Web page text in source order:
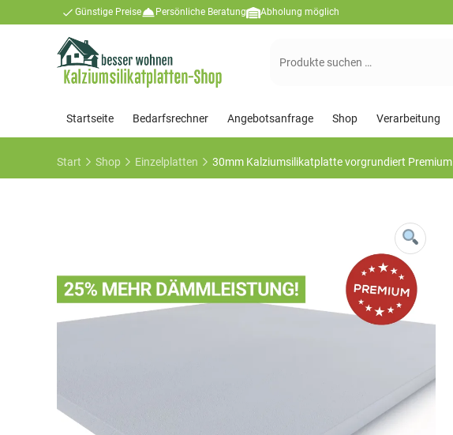
Günstige Preise Persönliche Beratung Abholung möglich
Suchen
Startseite Bedarfsrechner Angebotsanfrage Shop Verarbeitung
Start Shop Einzelplatten 30mm Kalziumsilikatplatte vorgrundiert Premium